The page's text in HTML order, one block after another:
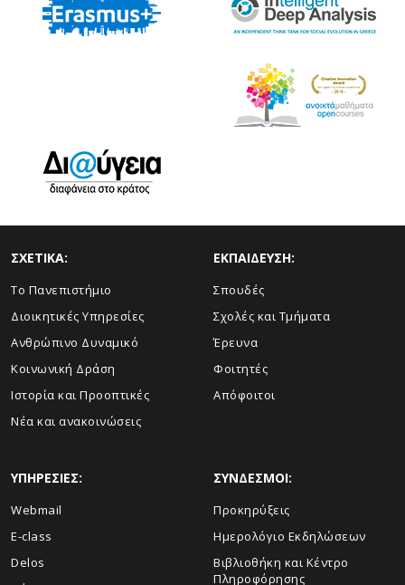
ΣΧΕΤΙΚΑ:
Το Πανεπιστήμιο
Διοικητικές Υπηρεσίες
Ανθρώπινο Δυναμικό
Κοινωνική Δράση
Ιστορία και Προοπτικές
Νέα και ανακοινώσεις
ΕΚΠΑΙΔΕΥΣΗ:
Σπουδές
Σχολές και Τμήματα
Έρευνα
Φοιτητές
Απόφοιτοι
ΥΠΗΡΕΣΙΕΣ:
Webmail
E-class
Delos
ΣΥΝΔΕΣΜΟΙ:
Προκηρύξεις
Ημερολόγιο Εκδηλώσεων
Βιβλιοθήκη και Κέντρο
Πληροφόρησης